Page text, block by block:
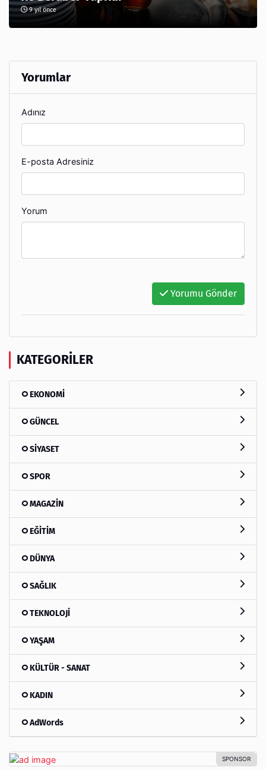
9 yıl önce
Yorumlar
Adınız
E-posta Adresiniz
Yorum
Yorumu Gönder
KATEGORILER
EKONOMİ
GÜNCEL
SİYASET
SPOR
MAGAZİN
EĞİTİM
DÜNYA
SAĞLIK
TEKNOLOJİ
YAŞAM
KÜLTÜR - SANAT
KADIN
AdWords